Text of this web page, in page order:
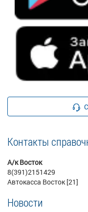
Контакты
А/к Восток
8(391)2151429
Автокасса Восток [21]
Новости